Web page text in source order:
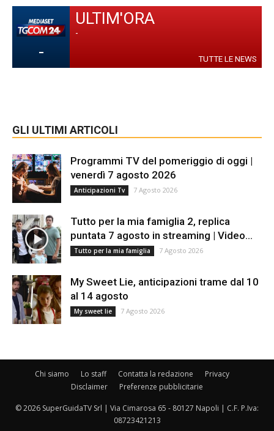
-
ULTIM'ORA
-
TUTTE LE NEWS
GLI ULTIMI ARTICOLI
Programmi TV del pomeriggio di oggi |
venerdì 7 agosto 2026
Anticipazioni Tv 7 Agosto 2026
Tutto per la mia famiglia 2, replica
puntata 7 agosto in streaming | Video...
Tutto per la mia famiglia 7 Agosto 2026
My Sweet Lie, anticipazioni trame dal 10
al 14 agosto
My sweet lie 7 Agosto 2026
Chi siamo Lo staff Contatta la redazione
Privacy
Disclaimer
Preferenze pubblicitarie
© 2026 SuperGuidaTV Srl | Via Cimarosa 65 - 80127 Napoli | C.F. P.Iva:
08723421213